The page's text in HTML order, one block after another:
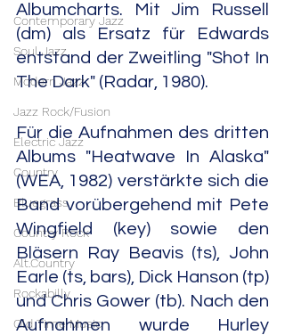
Contemporary Jazz
Soul Jazz
Modern Jazz
Jazz Rock/Fusion
Electric Jazz
Country
Bluegrass
Country Rock
Alt.Country
Rockabilly
Old Time Music
Albumcharts. Mit Jim Russell
(dm) als Ersatz für Edwards
entstand der Zweitling "Shot In
The Dark" (Radar, 1980).
Für die Aufnahmen des dritten
Albums "Heatwave In Alaska"
(WEA, 1982) verstärkte sich die
Band vorübergehend mit Pete
Wingfield (key) sowie den
Bläsern Ray Beavis (ts), John
Earle (ts, bars), Dick Hanson (tp)
und Chris Gower (tb). Nach den
Aufnahmen wurde Hurley